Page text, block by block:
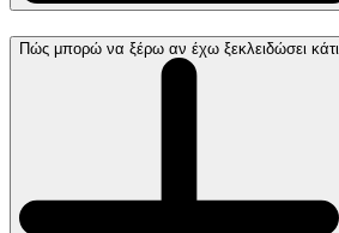
Πώς μπορώ να ξέρω αν έχω ξεκλειδώσει κάτι